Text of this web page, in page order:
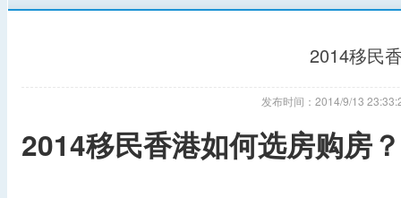
2014移民
发布时间：2014/9/13
2014移民香港如何选房购房？